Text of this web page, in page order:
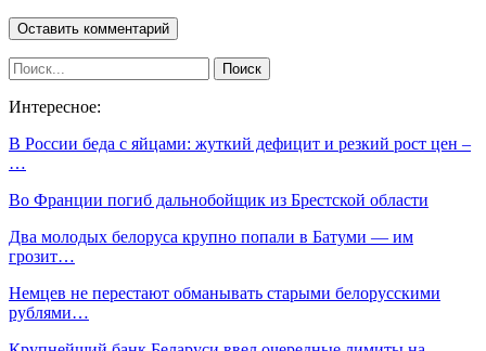
Интересное:
В России беда с яйцами: жуткий дефицит и резкий рост цен –
…
Во Франции погиб дальнобойщик из Брестской области
Два молодых белоруса крупно попали в Батуми — им
грозит…
Немцев не перестают обманывать старыми белорусскими
рублями…